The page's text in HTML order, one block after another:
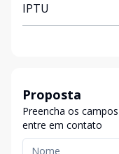
IPTU
Proposta
Preencha os
entre em contato